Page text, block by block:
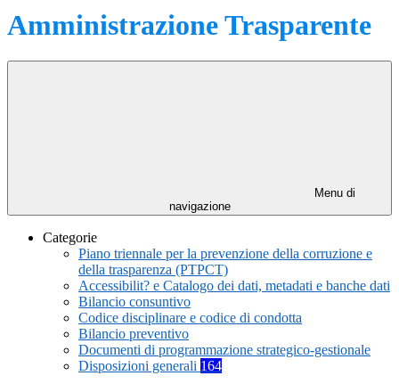
Amministrazione Trasparente
Menu di
navigazione
Categorie
Piano triennale per la prevenzione della corruzione e
della trasparenza (PTPCT)
Accessibilit? e Catalogo dei dati, metadati e banche dati
Bilancio consuntivo
Codice disciplinare e codice di condotta
Bilancio preventivo
Documenti di programmazione strategico-gestionale
Disposizioni generali 164